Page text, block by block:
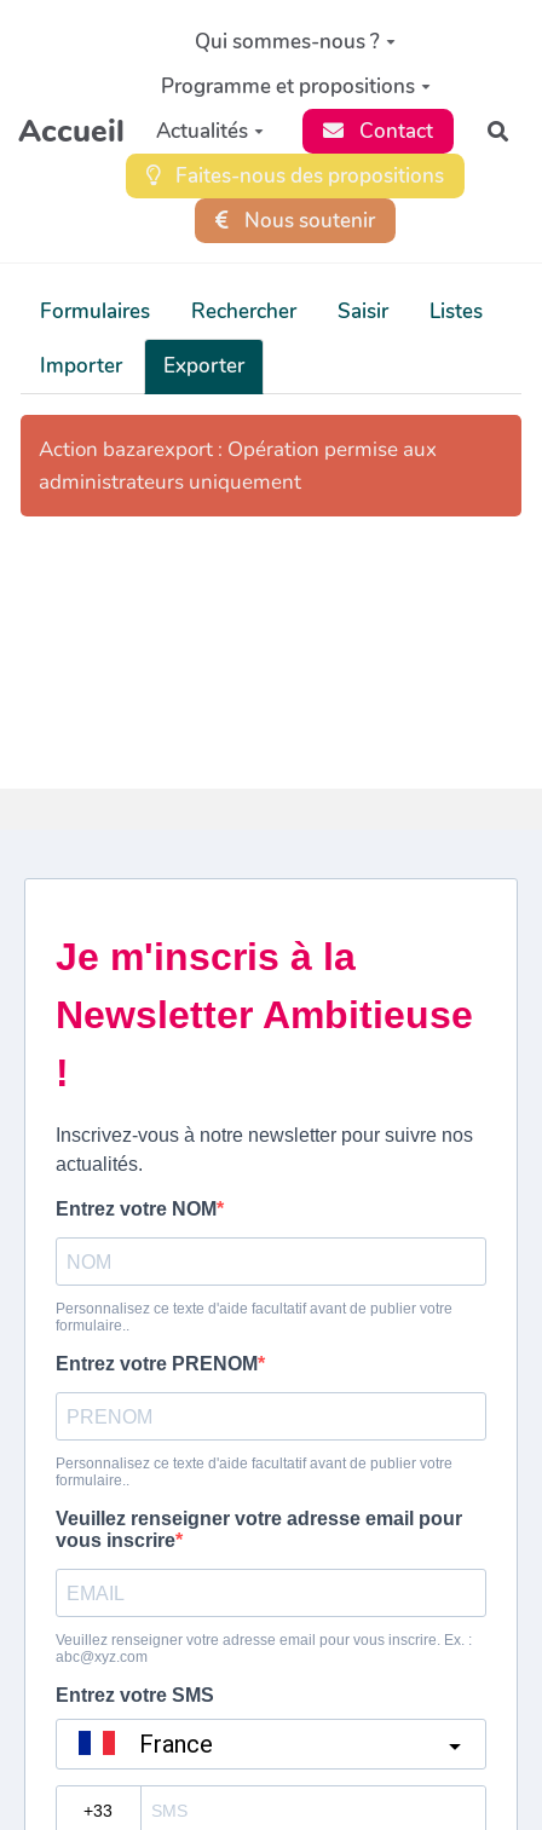
Aller au contenu principal
Accueil
Qui sommes-nous ?
Programme et propositions
Actualités
Contact
Faites-nous des propositions
Nous soutenir
Formulaires Rechercher Saisir
Listes
Importer
Exporter
Action bazarexport : Opération permise aux
administrateurs uniquement